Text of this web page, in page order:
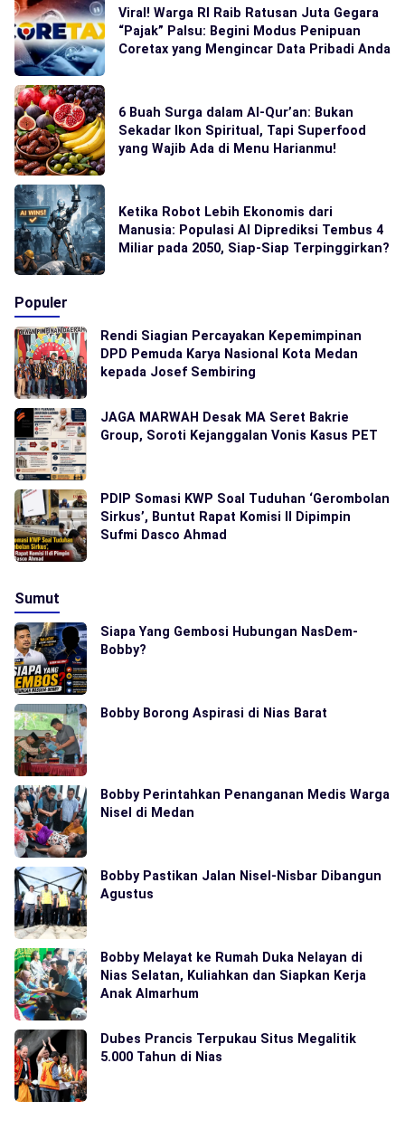
Viral! Warga RI Raib Ratusan Juta Gegara
“Pajak” Palsu: Begini Modus Penipuan
Coretax yang Mengincar Data Pribadi Anda
6 Buah Surga dalam Al-Qur’an: Bukan
Sekadar Ikon Spiritual, Tapi Superfood
yang Wajib Ada di Menu Harianmu!
Ketika Robot Lebih Ekonomis dari
Manusia: Populasi AI Diprediksi Tembus 4
Miliar pada 2050, Siap-Siap Terpinggirkan?
Populer
Rendi Siagian Percayakan Kepemimpinan
DPD Pemuda Karya Nasional Kota Medan
kepada Josef Sembiring
JAGA MARWAH Desak MA Seret Bakrie
Group, Soroti Kejanggalan Vonis Kasus PET
PDIP Somasi KWP Soal Tuduhan ‘Gerombolan
Sirkus’, Buntut Rapat Komisi II Dipimpin
Sufmi Dasco Ahmad
Sumut
Siapa Yang Gembosi Hubungan NasDem-
Bobby?
Bobby Borong Aspirasi di Nias Barat
Bobby Perintahkan Penanganan Medis Warga
Nisel di Medan
Bobby Pastikan Jalan Nisel-Nisbar Dibangun
Agustus
Bobby Melayat ke Rumah Duka Nelayan di
Nias Selatan, Kuliahkan dan Siapkan Kerja
Anak Almarhum
Dubes Prancis Terpukau Situs Megalitik
5.000 Tahun di Nias